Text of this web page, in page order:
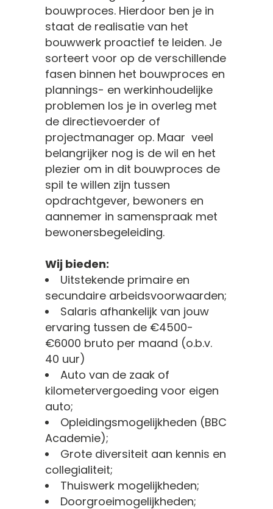
bouwproces. Hierdoor ben je in
staat de realisatie van het
bouwwerk proactief te leiden. Je
sorteert voor op de verschillende
fasen binnen het bouwproces en
plannings- en werkinhoudelijke
problemen los je in overleg met
de directievoerder of
projectmanager op. Maar veel
belangrijker nog is de wil en het
plezier om in dit bouwproces de
spil te willen zijn tussen
opdrachtgever, bewoners en
aannemer in samenspraak met
bewonersbegeleiding.
Wij bieden:
Uitstekende primaire en
secundaire arbeidsvoorwaarden;
Salaris afhankelijk van jouw
ervaring tussen de €4500-
€6000 bruto per maand (o.b.v.
40 uur)
Auto van de zaak of
kilometervergoeding voor eigen
auto;
Opleidingsmogelijkheden (BBC
Academie);
Grote diversiteit aan kennis en
collegialiteit;
Thuiswerk mogelijkheden;
Doorgroeimogelijkheden;